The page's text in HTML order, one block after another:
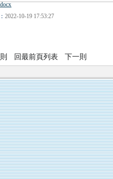
2022-10-19 17:53:27
回最前頁列表 下一則